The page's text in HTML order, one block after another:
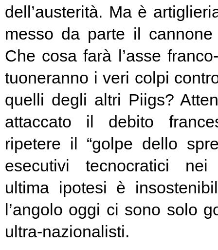
dell’austerità. Ma è
messo da parte il
Che cosa farà l’asse
tuoneranno i veri colpi
quelli degli altri Piigs?
attaccato il debito
ripetere il “golpe dello
esecutivi tecnocratici
ultima ipotesi è
l’angolo oggi ci sono solo
ultra-nazionalisti.